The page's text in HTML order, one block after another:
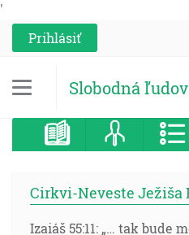
'
Prihlásiť
Slobodná
Cirkvi-Neveste Ježiša
Izaiáš 55:11: „… tak bude